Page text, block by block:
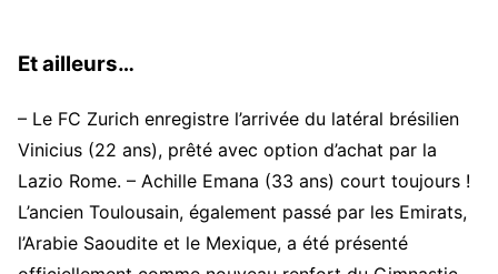
Et ailleurs…
– Le FC Zurich enregistre l’arrivée du latéral brésilien
Vinicius (22 ans), prêté avec option d’achat par la
Lazio Rome. – Achille Emana (33 ans) court toujours !
L’ancien Toulousain, également passé par les Emirats,
l’Arabie Saoudite et le Mexique, a été présenté